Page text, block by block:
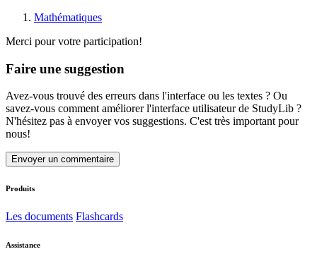
Mathématiques
Merci pour votre participation!
Faire une suggestion
Avez-vous trouvé des erreurs dans l'interface ou les textes ? Ou
savez-vous comment améliorer l'interface utilisateur de StudyLib ?
N'hésitez pas à envoyer vos suggestions. C'est très important pour
nous!
Envoyer un commentaire
Produits
Les documents Flashcards
Assistance